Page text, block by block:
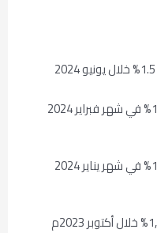
التضخم السنوي في المملكة يبلغ 1.8% في شهر فبراير 2024
التضخم السنوي في المملكة يبلغ 1.6% في شهر يناير 2024